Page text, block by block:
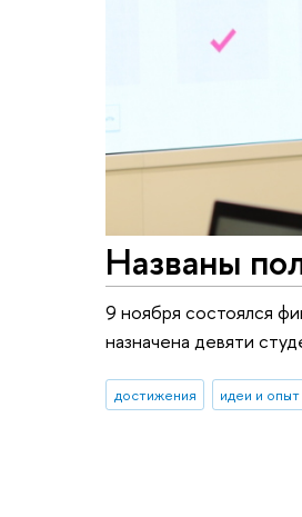
Названы
9 ноября состоялся
назначена девяти
достижения идеи и опыт